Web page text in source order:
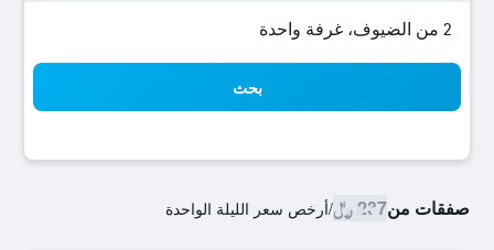
2 من الضيوف، غرفة واحدة
بحث
صفقات من237 ﷼ /أرخص سعر الليلة الواحدة